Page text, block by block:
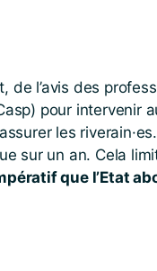
l’avis des
pour intervenir
les riverain·es.
sur un an. Cela
que l’Etat